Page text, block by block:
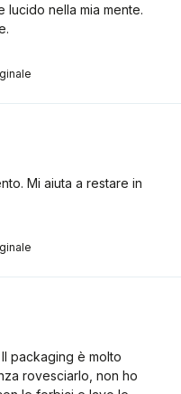
lucido nella mia mente.
Mi aiuta a restare in
packaging è molto
rovesciarlo, non ho